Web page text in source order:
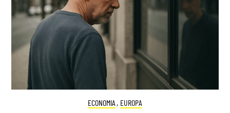
ECONOMIA , EUROPA